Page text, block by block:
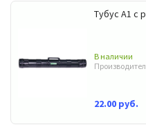
Тубус А1 с
В наличии
22.00 руб.